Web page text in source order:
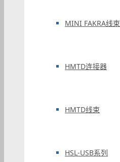
MINI FAKRA线束
HMTD连接器
HMTD线束
HSL-USB系列